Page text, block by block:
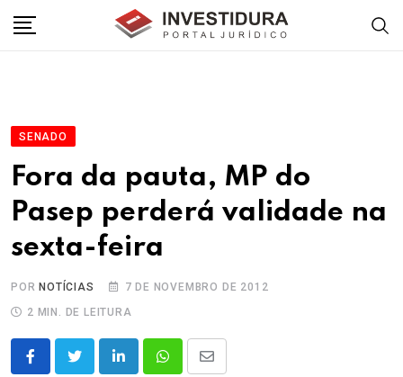
SENADO
Fora da pauta, MP do
Pasep perderá validade na
sexta-feira
POR NOTÍCIAS
7 DE NOVEMBRO DE 2012
2 MIN. DE LEITURA
LinkedInWhatsappShare